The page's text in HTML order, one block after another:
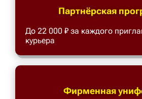
Партнёрская
До 22 000 ₽ за каждого
курьера
Фирменная